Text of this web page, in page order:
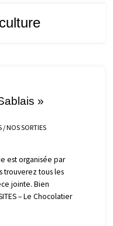
»
/NOS SORTIES
est organisée par
trouverez tous les
jointe. Bien
– Le Chocolatier